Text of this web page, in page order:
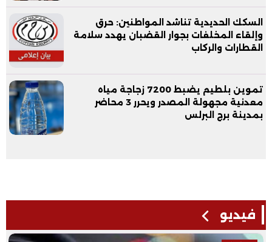
السكك الحديدية تناشد المواطنين: حرق
وإلقاء المخلفات بجوار القضبان يهدد سلامة
القطارات والركاب
تموين بلطيم يضبط 7200 زجاجة مياه
معدنية مجهولة المصدر ويحرر 3 محاضر
بمدينة برج البرلس
فيديو